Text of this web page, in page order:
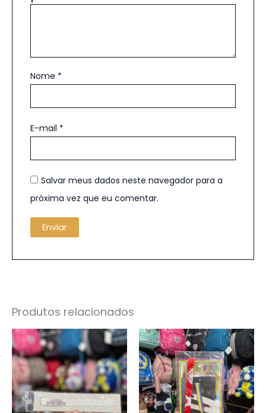
Nome *
E-mail *
Salvar meus dados neste navegador para a
próxima vez que eu comentar.
Produtos relacionados